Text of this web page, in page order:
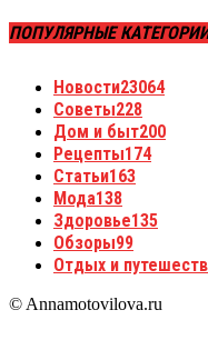
ПОПУЛЯРНЫЕ
Новости23064
Советы228
Дом и быт200
Рецепты174
Статьи163
Мода138
Здоровье135
Обзоры99
Отдых и
© Annamotovilova.ru